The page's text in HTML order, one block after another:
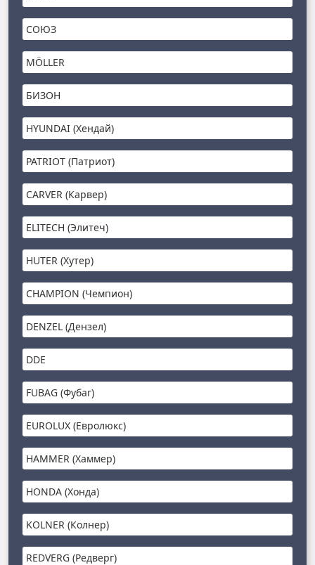
СОЮЗ
MÖLLER
БИЗОН
HYUNDAI (Хендай)
PATRIOT (Патриот)
CARVER (Карвер)
ELITECH (Элитеч)
HUTER (Хутер)
CHAMPION (Чемпион)
DENZEL (Дензел)
DDE
FUBAG (Фубаг)
EUROLUX (Евролюкс)
HAMMER (Хаммер)
HONDA (Хонда)
KOLNER (Колнер)
REDVERG (Редверг)